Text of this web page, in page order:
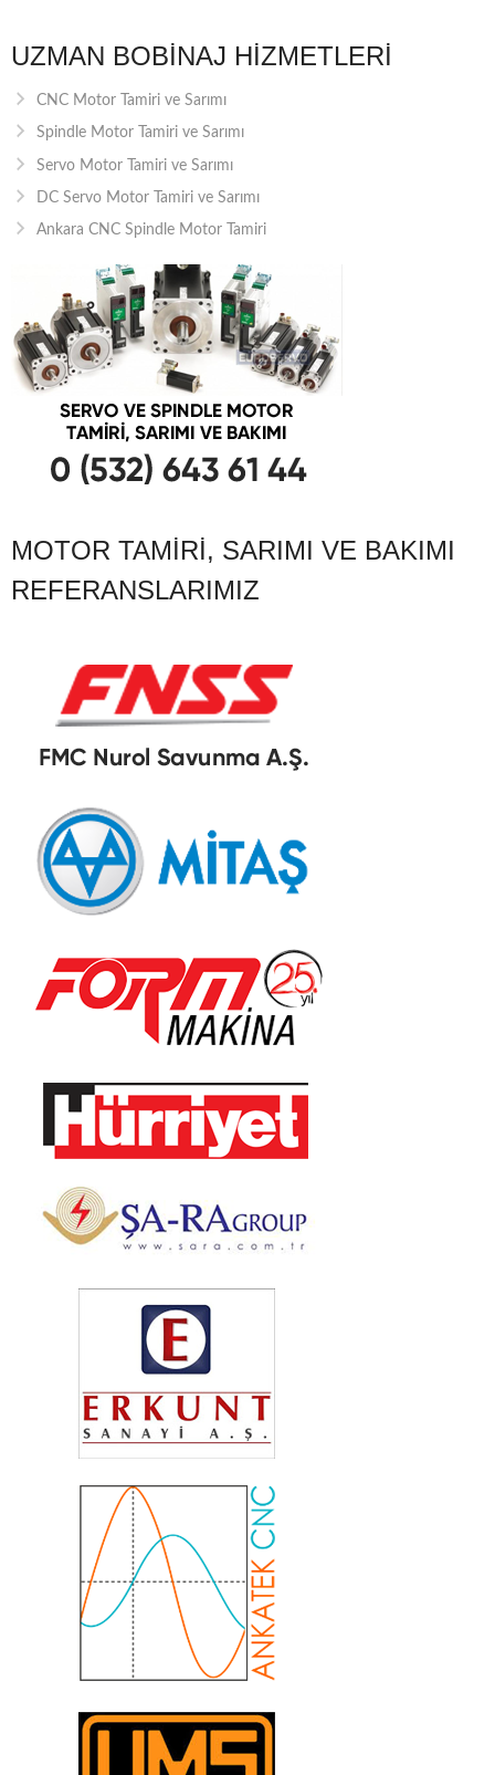
UZMAN BOBINAJ HIZMETLERI
CNC Motor Tamiri ve Sarımı
Spindle Motor Tamiri ve Sarımı
Servo Motor Tamiri ve Sarımı
DC Servo Motor Tamiri ve Sarımı
Ankara CNC Spindle Motor Tamiri
MOTOR TAMIRI, SARIMI VE BAKIMI
REFERANSLARIMIZ